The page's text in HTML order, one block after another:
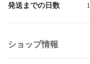
発送までの日数
ショップ情報